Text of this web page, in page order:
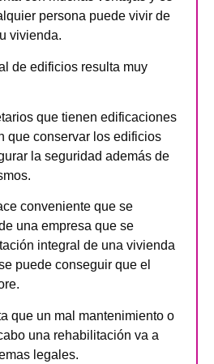
persona puede vivir de
vivienda.
de edificios resulta muy
que tienen edificaciones
que conservar los edificios
la seguridad además de
conveniente que se
una empresa que se
integral de una vivienda
puede conseguir que el
que un mal mantenimiento o
una rehabilitación va a
legales.